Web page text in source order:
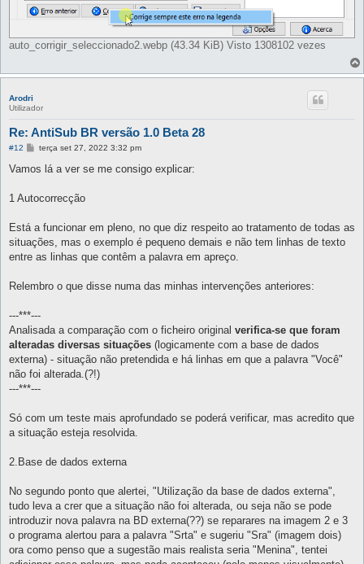
auto_corrigir_seleccionado2.webp (43.34 KiB) Visto 1308102 vezes
Arodri
Utilizador
Re: AntiSub BR versão 1.0 Beta 28
#12
M
n
g
terça set 27, 2022 3:32 pm
Vamos lá a ver se me consigo explicar:
1 Autocorrecção
Está a funcionar em pleno, no que diz respeito ao tratamento de todas as
situações, mas o exemplo é pequeno demais e não tem linhas de texto
entre as linhas que contêm a palavra em apreço.
Relembro o que disse numa das minhas intervenções anteriores:
---***---
Analisada a comparação com o ficheiro original verifica-se que foram
alteradas diversas situações (logicamente com a base de dados
externa) - situação não pretendida e há linhas em que a palavra "Você"
não foi alterada.(?!)
---***---
Só com um teste mais aprofundado se poderá verificar, mas acredito que
a situação esteja resolvida.
2.Base de dados externa
No segundo ponto que alertei, "Utilização da base de dados externa",
tudo leva a crer que a situação não foi alterada, ou seja não se pode
introduzir nova palavra na BD externa(??) se reparares na imagem 2 e 3
o programa alertou para a palavra "Srta" e sugeriu "Sra" (imagem dois)
ora como penso que a sugestão mais realista seria "Menina", tentei